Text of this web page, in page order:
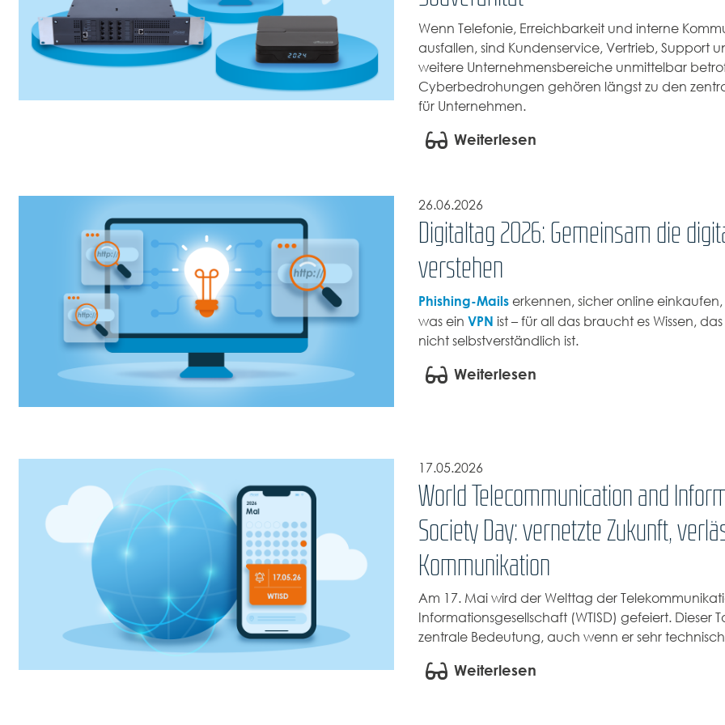
Wenn Telefonie, Erreichbarkeit und interne
ausfallen, sind Kundenservice, Vertrieb, Support
weitere Unternehmensbereiche unmittelbar
Cyberbedrohungen gehören längst zu den
für Unternehmen.
Weiterlesen
26.06.2026
Digitaltag 2026: Gemeinsam die
verstehen
Phishing-Mailserkennen, sicher online
was ein VPN ist – für all das braucht es Wissen,
nicht selbstverständlich ist.
Weiterlesen
17.05.2026
World Telecommunication and
Society Day: vernetzte Zukunft,
Kommunikation
Am 17. Mai wird der Welttag der
Informationsgesellschaft (WTISD) gefeiert. Dieser
zentrale Bedeutung, auch wenn er sehr
Weiterlesen